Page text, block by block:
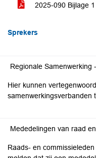
2025-090 Bijlage
Sprekers
Regionale Samenwerking -
Hier kunnen
samenwerkingsverbanden
Raads- en